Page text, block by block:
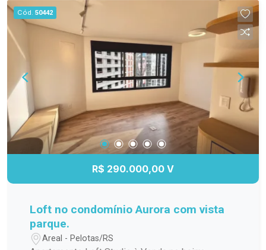
comemorações, espaço gourmet para preparar
refeições especiais, quadra poliesportiva para os
amantes de esportes e um playground seguro e
divertido para as crianças. Não perca a chance de
viver em um lugar que une conforto, praticidade e
lazer. Agende sua visita e venha conhecer esse
incrível apartamento!
Cód. 50442
R$ 290.000,00 V
Loft no condomínio Aurora com vista
parque.
Areal - Pelotas/RS